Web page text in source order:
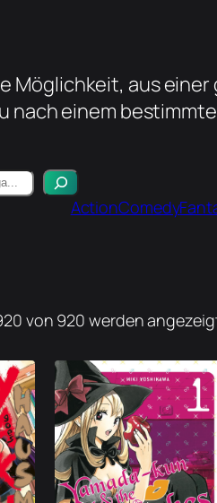
Möglichkeit, aus
nach einem
ActionComedy
von 920 werden